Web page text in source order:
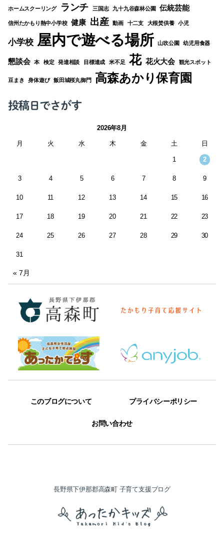
ホームスクーリング ランチ 三国志 九十九谷森林公園 伝統芸能
信州たかもり熱中小学校 健康 出産 動画 十二支 大根焚供養 小児
小学校 屋内で遊べる場所 山吹公園 幼児用食器
懇談会 本 検定 発達相談 目標達成 米不足 花 花火大会 観光スポット
豆まき 身体遊び 飯田城桜丸御門 高森あかり保育園
投稿日でさがす
2026年8月
月 火 水 木 金 土 日
1 2
3 4 5 6 7 8 9
10 11 12 13 14 15 16
17 18 19 20 21 22 23
24 25 26 27 28 29 30
31
« 7月
このブログについて プライバシーポリシー
お問い合わせ
長野県下伊那郡高森町 子育て支援ブログ